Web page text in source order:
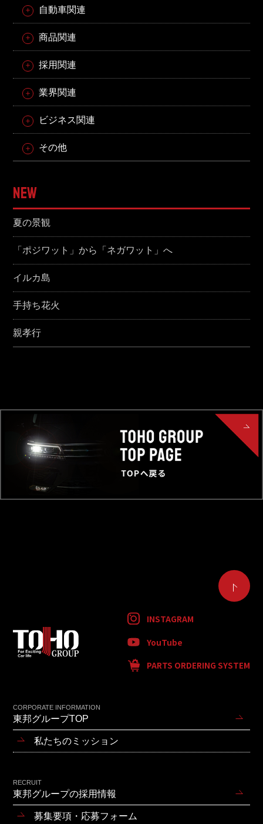
自動車関連
商品関連
採用関連
業界関連
ビジネス関連
その他
NEW
夏の景観
「ポジワット」から「ネガワット」へ
イルカ島
手持ち花火
親孝行
INSTAGRAM
YouTube
PARTS ORDERING SYSTEM
CORPORATE INFORMATION
東邦グループTOP
私たちのミッション
RECRUIT
東邦グループの採用情報
募集要項・応募フォーム